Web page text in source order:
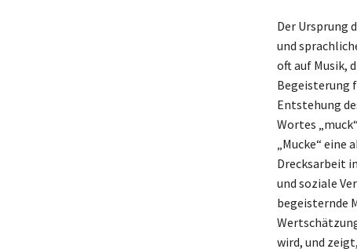
Der Ursprung
und
oft auf Musik,
Begeisterung
Entstehung
Wortes
„Mucke“ eine
Drecksarbeit
und soziale
begeisternde
wird, und